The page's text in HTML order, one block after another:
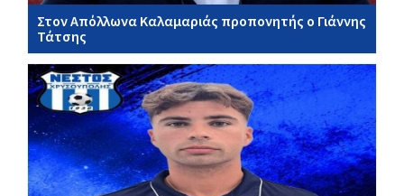
Στον Απόλλωνα Καλαμαριάς προπονητής ο Γιάννης
Τάτσης